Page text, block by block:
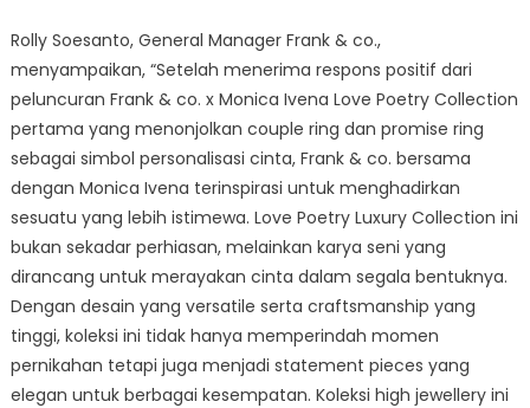
Rolly Soesanto, General Manager Frank & co.,
menyampaikan, “Setelah menerima respons positif dari
peluncuran Frank & co. x Monica Ivena Love Poetry Collection
pertama yang menonjolkan couple ring dan promise ring
sebagai simbol personalisasi cinta, Frank & co. bersama
dengan Monica Ivena terinspirasi untuk menghadirkan
sesuatu yang lebih istimewa. Love Poetry Luxury Collection ini
bukan sekadar perhiasan, melainkan karya seni yang
dirancang untuk merayakan cinta dalam segala bentuknya.
Dengan desain yang versatile serta craftsmanship yang
tinggi, koleksi ini tidak hanya memperindah momen
pernikahan tetapi juga menjadi statement pieces yang
elegan untuk berbagai kesempatan. Koleksi high jewellery ini